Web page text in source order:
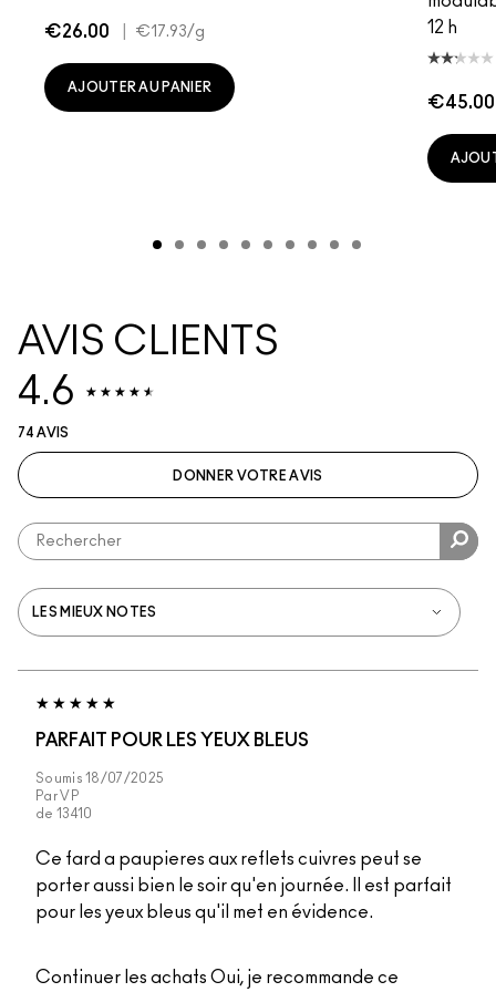
€26.00 €17.93/g
AJOUTER AU PANIER
12 h
€45.00
AVIS CLIENTS
4.6
74 AVIS
DONNER VOTRE AVIS
PARFAIT POUR LES YEUX BLEUS
Soumis18/07/2025
ParVP
de 13410
Ce fard a paupieres aux reflets cuivres peut se
porter aussi bien le soir qu'en journée. Il est parfait
pour les yeux bleus qu'il met en évidence.
Continuer les achats Oui, je recommande ce